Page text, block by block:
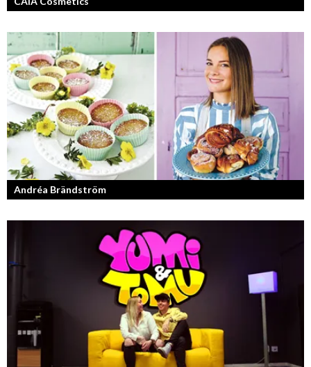
Skönhet är bra självkänsla och ett vackert leende enligt grundarna av
det nya raketvarumärket inom smink: CAIA Cosmetics.
Andréa Brändström
Vinnare av Hela Sverige Bakar 2017.